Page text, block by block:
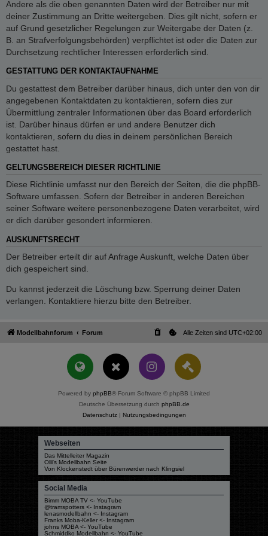
Andere als die oben genannten Daten wird der Betreiber nur mit
deiner Zustimmung an Dritte weitergeben. Dies gilt nicht, sofern er
auf Grund gesetzlicher Regelungen zur Weitergabe der Daten (z.
B. an Strafverfolgungsbehörden) verpflichtet ist oder die Daten zur
Durchsetzung rechtlicher Interessen erforderlich sind.
GESTATTUNG DER KONTAKTAUFNAHME
Du gestattest dem Betreiber darüber hinaus, dich unter den von dir
angegebenen Kontaktdaten zu kontaktieren, sofern dies zur
Übermittlung zentraler Informationen über das Board erforderlich
ist. Darüber hinaus dürfen er und andere Benutzer dich
kontaktieren, sofern du dies in deinem persönlichen Bereich
gestattet hast.
GELTUNGSBEREICH DIESER RICHTLINIE
Diese Richtlinie umfasst nur den Bereich der Seiten, die die phpBB-
Software umfassen. Sofern der Betreiber in anderen Bereichen
seiner Software weitere personenbezogene Daten verarbeitet, wird
er dich darüber gesondert informieren.
AUSKUNFTSRECHT
Der Betreiber erteilt dir auf Anfrage Auskunft, welche Daten über
dich gespeichert sind.
Du kannst jederzeit die Löschung bzw. Sperrung deiner Daten
verlangen. Kontaktiere hierzu bitte den Betreiber.
Modellbahnforum Forum Alle Zeiten sind UTC+02:00
Powered by phpBB® Forum Software © phpBB Limited
Deutsche Übersetzung durch phpBB.de
Datenschutz| Nutzungsbedingungen
Webseiten
Das Mittelleiter Magazin
Olli's Modellbahn Seite
Von Klockenstedt über Bürenwerder nach Klingsiel
Social Media
Bimm MOBA TV <- YouTube
@tramspotters <- Instagram
lenasmodellbahn <- Instagram
Franks Moba-Keller <- Instagram
johns MOBA <- YouTube
Schmiddko Modellbahn <- YouTube